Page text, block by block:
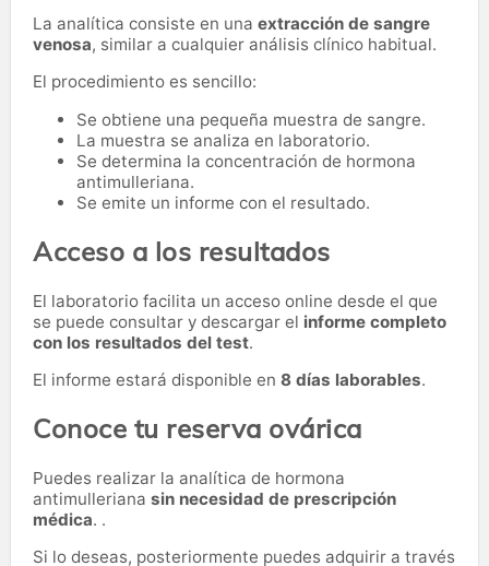
La analítica consiste en una extracción de sangre
venosa, similar a cualquier análisis clínico habitual.
El procedimiento es sencillo:
Se obtiene una pequeña muestra de sangre.
La muestra se analiza en laboratorio.
Se determina la concentración de hormona
antimulleriana.
Se emite un informe con el resultado.
Acceso a los resultados
El laboratorio facilita un acceso online desde el que
se puede consultar y descargar el informe completo
con los resultados del test.
El informe estará disponible en 8 días laborables.
Conoce tu reserva ovárica
Puedes realizar la analítica de hormona
antimulleriana sin necesidad de prescripción
médica. .
Si lo deseas, posteriormente puedes adquirir a través